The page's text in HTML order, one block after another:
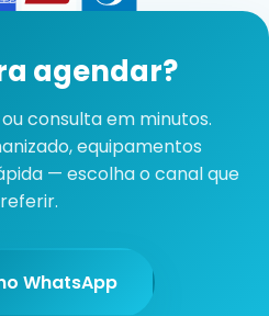
agendar?
consulta em minutos.
equipamentos
— escolha o canal que
WhatsApp